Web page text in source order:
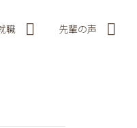
職 先輩の声